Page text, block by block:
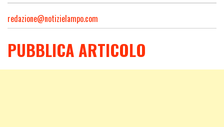
redazione@notizielampo.com
PUBBLICA ARTICOLO